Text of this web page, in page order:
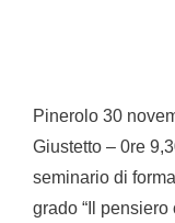
Pinerolo 30
Giustetto – 0re
seminario di
grado “Il